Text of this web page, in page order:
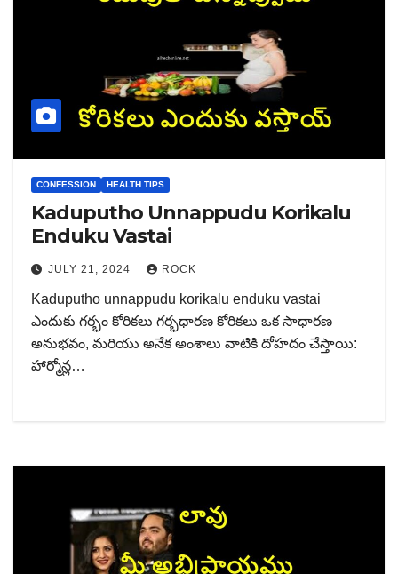
CONFESSION HEALTH TIPS
Kaduputho Unnappudu Korikalu
Enduku Vastai
JULY 21, 2024 ROCK
Kaduputho unnappudu korikalu enduku vastai
ఎందుకు గర్భం కోరికలు గర్భధారణ కోరికలు ఒక సాధారణ
అనుభవం, మరియు అనేక అంశాలు వాటికి దోహదం చేస్తాయి:
హార్మోన్ల…